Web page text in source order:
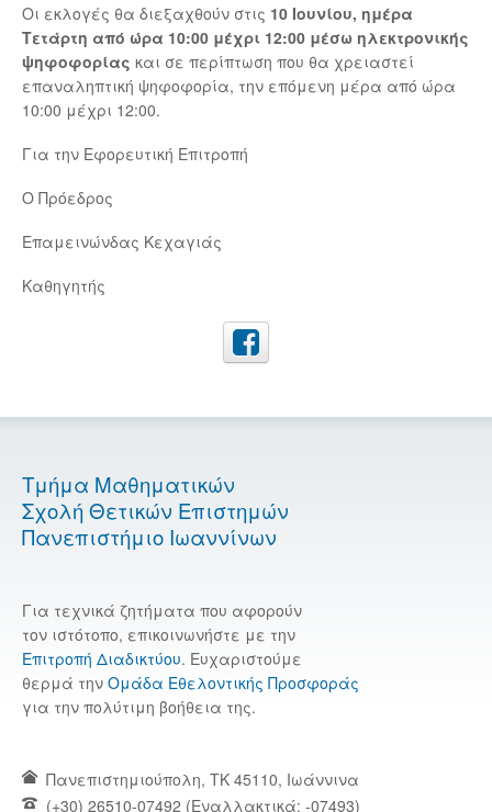
Οι εκλογές θα διεξαχθούν στις 10 Ιουνίου, ημέρα
Τετάρτη από ώρα 10:00 μέχρι 12:00 μέσω ηλεκτρονικής
ψηφοφορίας και σε περίπτωση που θα χρειαστεί
επαναληπτική ψηφοφορία, την επόμενη μέρα από ώρα
10:00 μέχρι 12:00.
Για την Εφορευτική Επιτροπή
Ο Πρόεδρος
Επαμεινώνδας Κεχαγιάς
Καθηγητής
Τμήμα Μαθηματικών
Σχολή Θετικών Επιστημών
Πανεπιστήμιο Ιωαννίνων
Για τεχνικά ζητήματα που αφορούν
τον ιστότοπο, επικοινωνήστε με την
Επιτροπή Διαδικτύου. Ευχαριστούμε
θερμά την Ομάδα Εθελοντικής Προσφοράς
για την πολύτιμη βοήθεια της.
Πανεπιστημιούπολη, TK 45110, Ιωάννινα
(+30) 26510-07492 (Εναλλακτικά: -07493)